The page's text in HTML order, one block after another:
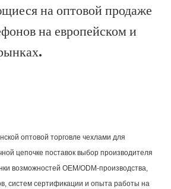
на оптовой продаже
на европейском и
оптовой торговле чехлами для
цепочке поставок выбор производителя
возможностей OEM/ODM-производства,
систем сертификации и опыта работы на